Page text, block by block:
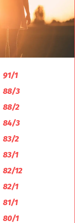
91/1
88/3
88/2
84/3
83/2
83/1
82/12
82/1
81/1
80/1